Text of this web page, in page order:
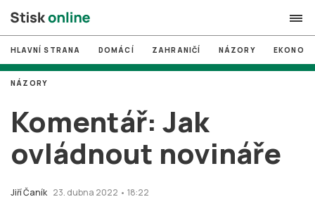
search
# MUNI
# Brno
# volby
login PŘIHLÁSIT SE
HLAVNÍ STRANA DOMÁCÍ ZAHRANIČÍ NÁZORY
Komentář: Jak
ovládnout novináře
Jiří Čaník 23. dubna 2022 • 18:22
NÁZORY